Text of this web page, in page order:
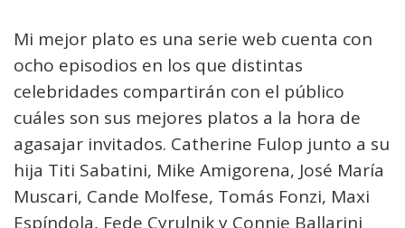
Mi mejor plato es una serie web cuenta con
ocho episodios en los que distintas
celebridades compartirán con el público
cuáles son sus mejores platos a la hora de
agasajar invitados. Catherine Fulop junto a su
hija Titi Sabatini, Mike Amigorena, José María
Muscari, Cande Molfese, Tomás Fonzi, Maxi
Espíndola, Fede Cyrulnik y Connie Ballarini